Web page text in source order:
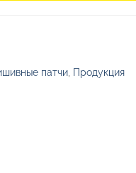
патчи Продукция